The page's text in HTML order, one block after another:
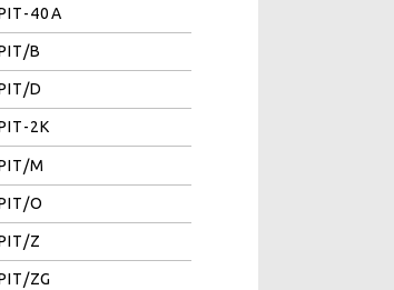
40A
B
D
2K
M
O
Z
ZG